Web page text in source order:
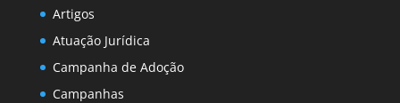
Artigos
Atuação Jurídica
Campanha de Adoção
Campanhas